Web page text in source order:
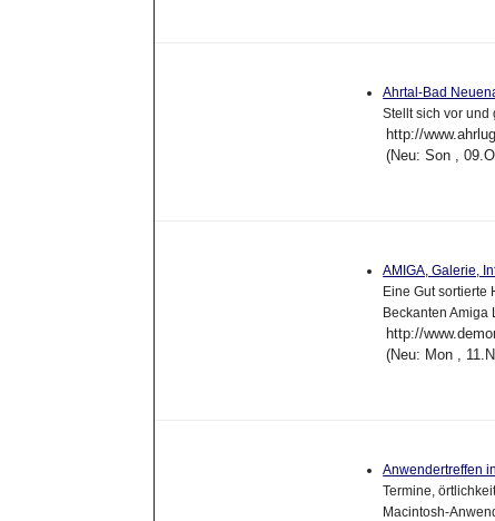
Ahrtal-Bad
Stellt sich vor und
http://
(Neu: Son ,
AMIGA, Galerie,
Eine Gut sortierte
Beckanten Amiga
http://
(Neu: Mon ,
Anwendertreffen
Termine,
Macintosh-